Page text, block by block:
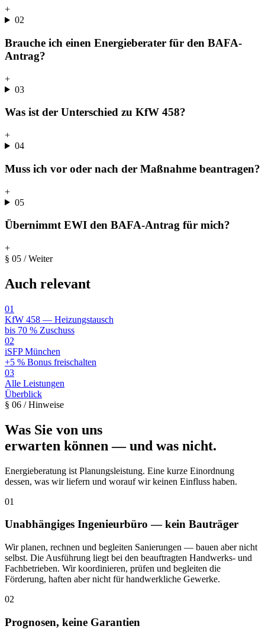
+
02
Brauche ich einen Energieberater für den BAFA-
Antrag?
+
03
Was ist der Unterschied zu KfW 458?
+
04
Muss ich vor oder nach der Maßnahme beantragen?
+
05
Übernimmt EWI den BAFA-Antrag für mich?
+
§ 05 / Weiter
Auch relevant
01
KfW 458 — Heizungstausch
bis 70 % Zuschuss
02
iSFP München
+5 % Bonus freischalten
03
Alle Leistungen
Überblick
§ 06 / Hinweise
Was Sie von uns
erwarten können — und was nicht.
Energieberatung ist Planungsleistung. Eine kurze Einordnung
dessen, was wir liefern und worauf wir keinen Einfluss haben.
01
Unabhängiges Ingenieurbüro — kein Bauträger
Wir planen, rechnen und begleiten Sanierungen — bauen aber nicht
selbst. Die Ausführung liegt bei den beauftragten Handwerks- und
Fachbetrieben. Wir koordinieren, prüfen und begleiten die
Förderung, haften aber nicht für handwerkliche Gewerke.
02
Prognosen, keine Garantien